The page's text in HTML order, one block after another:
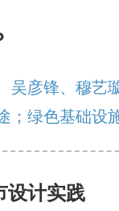
吴彦锋、穆艺
；绿色基础设
设计实践